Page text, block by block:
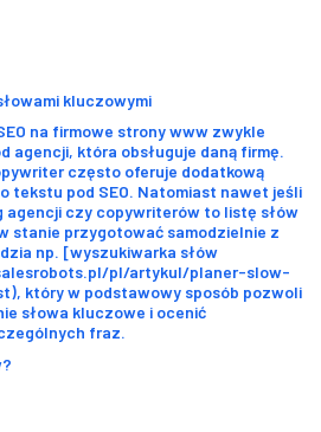
kluczowymi
na firmowe strony www zwykle
agencji, która obsługuje daną firmę.
często oferuje dodatkową
tekstu pod SEO. Natomiast nawet jeśli
agencji czy copywriterów to listę słów
stanie przygotować samodzielnie z
np. [wyszukiwarka słów
pl/artykul/planer-slow-
który w podstawowy sposób pozwoli
słowa kluczowe i ocenić
fraz.